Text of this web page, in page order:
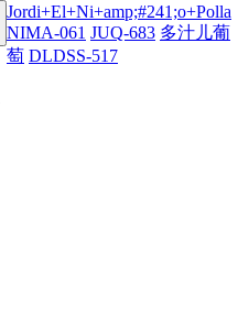
Jordi+El+Ni+amp;#241;o+Polla
NIMA-061 JUQ-683 多汁儿葡
萄 DLDSS-517